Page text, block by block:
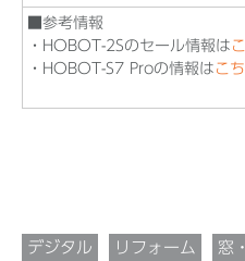
■参考情報
・HOBOT-2Sのセール情報は
・HOBOT-S7 Proの情報は こ
デジタル リフォーム 窓